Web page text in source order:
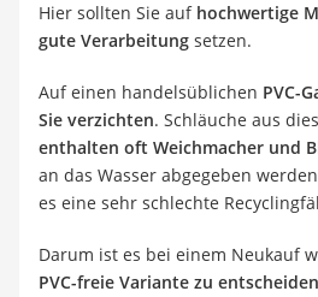
Hier sollten Sie auf hochwertige
gute Verarbeitung setzen.
Auf einen handelsüblichen PVC-
Sie verzichten. Schläuche aus
enthalten oft Weichmacher und
an das Wasser abgegeben
es eine sehr schlechte
Darum ist es bei einem Neukauf
PVC-freie Variante zu entscheiden